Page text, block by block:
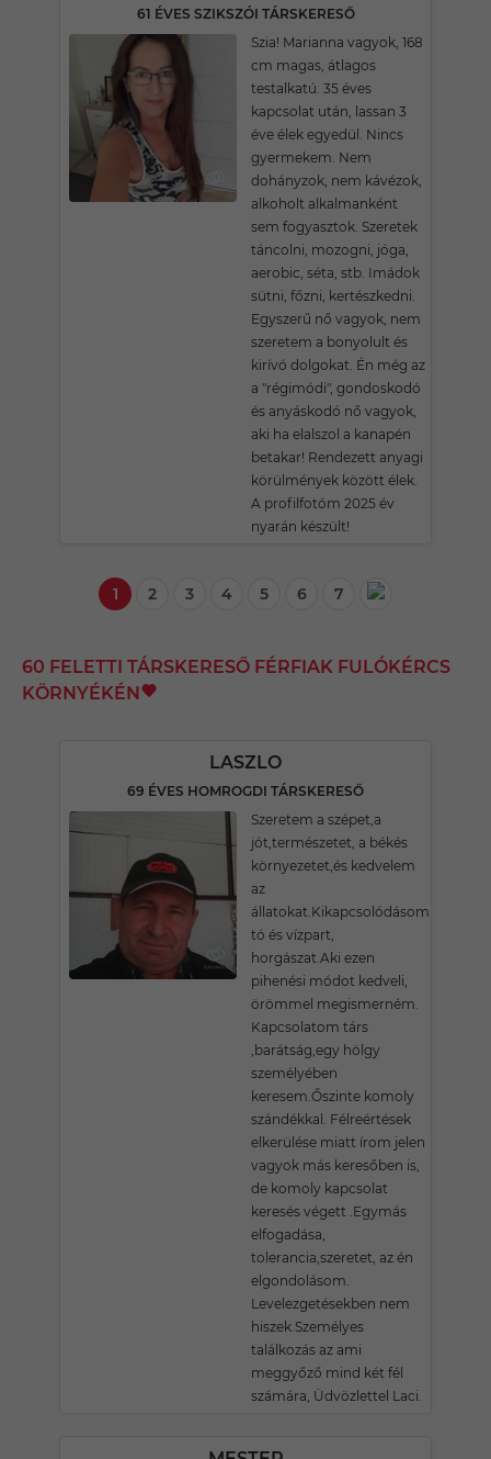
61 ÉVES SZIKSZÓI TÁRSKERESŐ
Szia! Marianna vagyok, 168
cm magas, átlagos
testalkatú. 35 éves
kapcsolat után, lassan 3
éve élek egyedül. Nincs
gyermekem. Nem
dohányzok, nem kávézok,
alkoholt alkalmanként
sem fogyasztok. Szeretek
táncolni, mozogni, jóga,
aerobic, séta, stb. Imádok
sütni, főzni, kertészkedni.
Egyszerű nő vagyok, nem
szeretem a bonyolult és
kirívó dolgokat. Én még az
a "régimódi", gondoskodó
és anyáskodó nő vagyok,
aki ha elalszol a kanapén
betakar! Rendezett anyagi
körülmények között élek.
A profilfotóm 2025 év
nyarán készült!
1 2 3 4 5 6 7
60 FELETTI TÁRSKERESŐ FÉRFIAK FULÓKÉRCS
KÖRNYÉKÉN
LASZLO
69 ÉVES HOMROGDI TÁRSKERESŐ
Szeretem a szépet,a
jót,természetet, a békés
környezetet,és kedvelem
az
állatokat.Kikapcsolódásom
tó és vízpart,
horgászat.Aki ezen
pihenési módot kedveli,
örömmel megismerném.
Kapcsolatom társ
,barátság,egy hölgy
személyében
keresem.Őszinte komoly
szándékkal. Félreértések
elkerülése miatt írom jelen
vagyok más keresőben is,
de komoly kapcsolat
keresés végett .Egymás
elfogadása,
tolerancia,szeretet, az én
elgondolásom.
Levelezgetésekben nem
hiszek.Személyes
találkozás az ami
meggyőző mind két fél
számára, Üdvözlettel Laci.